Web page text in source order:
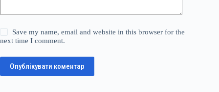
Save my name, email and website in this browser for the
next time I comment.
Опублікувати коментар